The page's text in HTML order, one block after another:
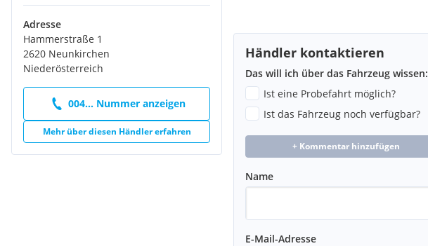
Zündanlaß/Schloß-Sperrsystem/ Elektrische Lenksäulenverriegelung
0RZ
Benennung
Ohne Zündanlaß-Schloß-Sperrsystem, ohne Lenkungssperre
Merkmal
Fussmatten
Benennung
Fußmatten vorn und hinten
Merkmal
Kraftstoffqualität
Adresse
Hammerstraße 1
2620 Neunkirchen
Niederösterreich
004... Nummer anzeigen
Mehr über diesen Händler erfahren
Händler kontaktieren
Das will ich über das Fahrzeug wissen:
Ist eine Probefahrt möglich?
Ist das Fahrzeug noch verfügbar?
+ Kommentar hinzufügen
Name
E-Mail-Adresse